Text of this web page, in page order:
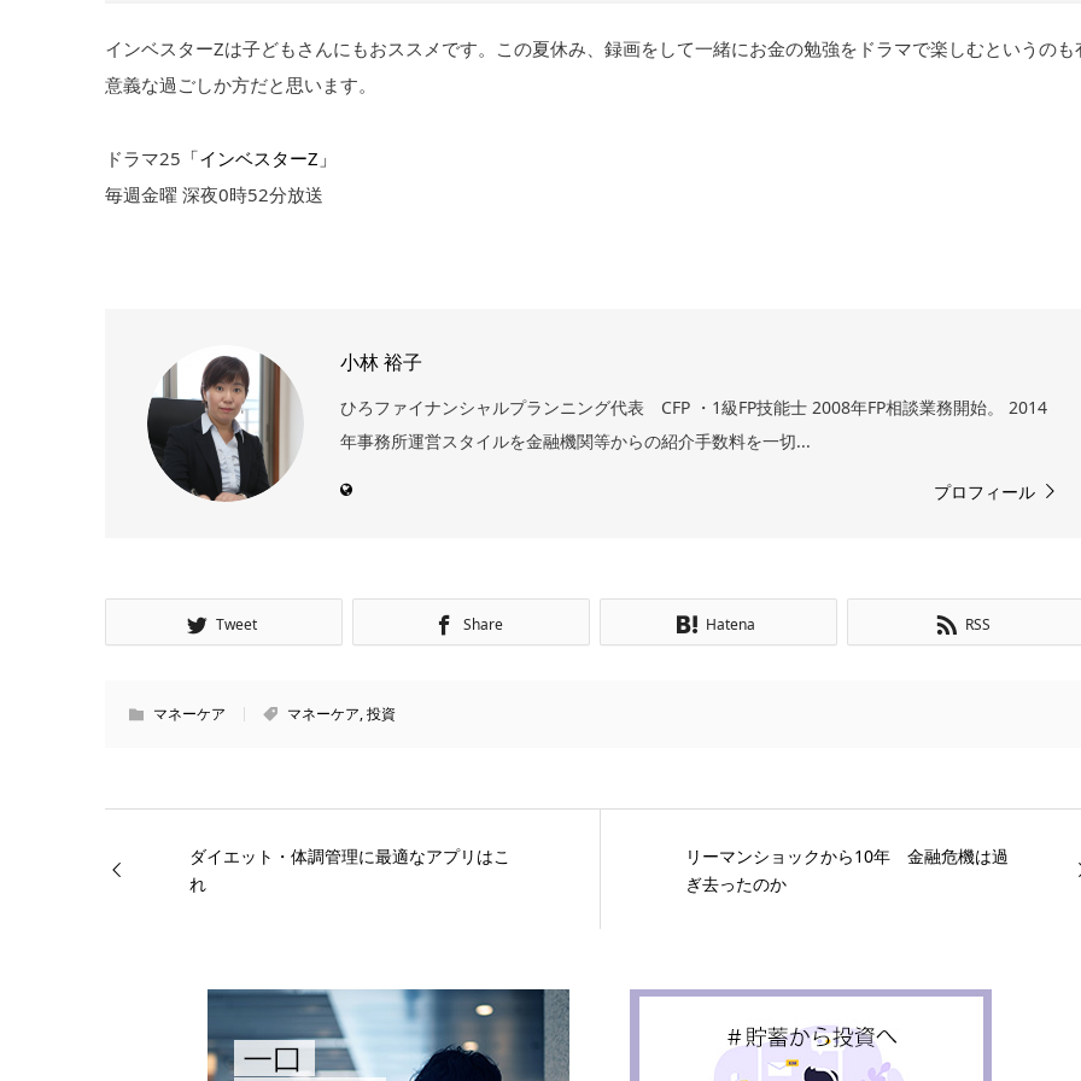
インベスターZは子どもさんにもおススメです。この夏休み、録画をして一緒にお金の勉強をドラマで楽しむというのも
意義な過ごしか方だと思います。
ドラマ25 「インベスターZ」
毎週金曜 深夜0時52分放送
小林 裕子
ひろファイナンシャルプランニング代表 CFP ・1級FP技能士 2008年FP相談業務開始。 2014
年事務所運営スタイルを金融機関等からの紹介手数料を一切...
プロフィール
Tweet Share Hatena RSS
マネーケア マネーケア,投資
ダイエット・体調管理に最適なアプリはこ
れ
リーマンショックから10年 金融危機は過
ぎ去ったのか